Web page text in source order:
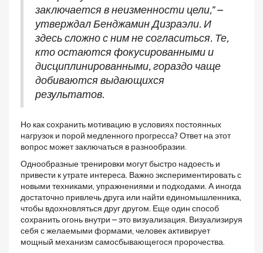
заключается в неизменности цели," –
утверждал Бенджамин Дизраэли. И
здесь сложно с ним не согласиться. Те,
кто остаются фокусированными и
дисциплинированными, гораздо чаще
добиваются выдающихся
результатов.
Но как сохранить мотивацию в условиях постоянных
нагрузок и порой медленного прогресса? Ответ на этот
вопрос может заключаться в разнообразии.
Однообразные тренировки могут быстро надоесть и
привести к утрате интереса. Важно экспериментировать с
новыми техниками, упражнениями и подходами. А иногда
достаточно привлечь друга или найти единомышленника,
чтобы вдохновляться друг другом. Еще один способ
сохранить огонь внутри – это визуализация. Визуализируя
себя с желаемыми формами, человек активирует
мощный механизм самосбывающегося пророчества.